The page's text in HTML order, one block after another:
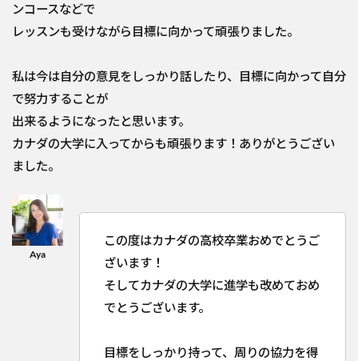
ンコースなどで
レッスンも受けながら目標に向かって頑張りました。
私は今は自分の意見をしっかり話したり、目標に向かって自分
で努力することが
出来るようになったと思います。
カナダの大学に入ってからも頑張ります！ありがとうござい
ました。
この度はカナダの高校卒業おめでとうご
ざいます！
そしてカナダの大学に進学も改めておめ
でとうございます。
目標をしっかり持って、周りの協力を得